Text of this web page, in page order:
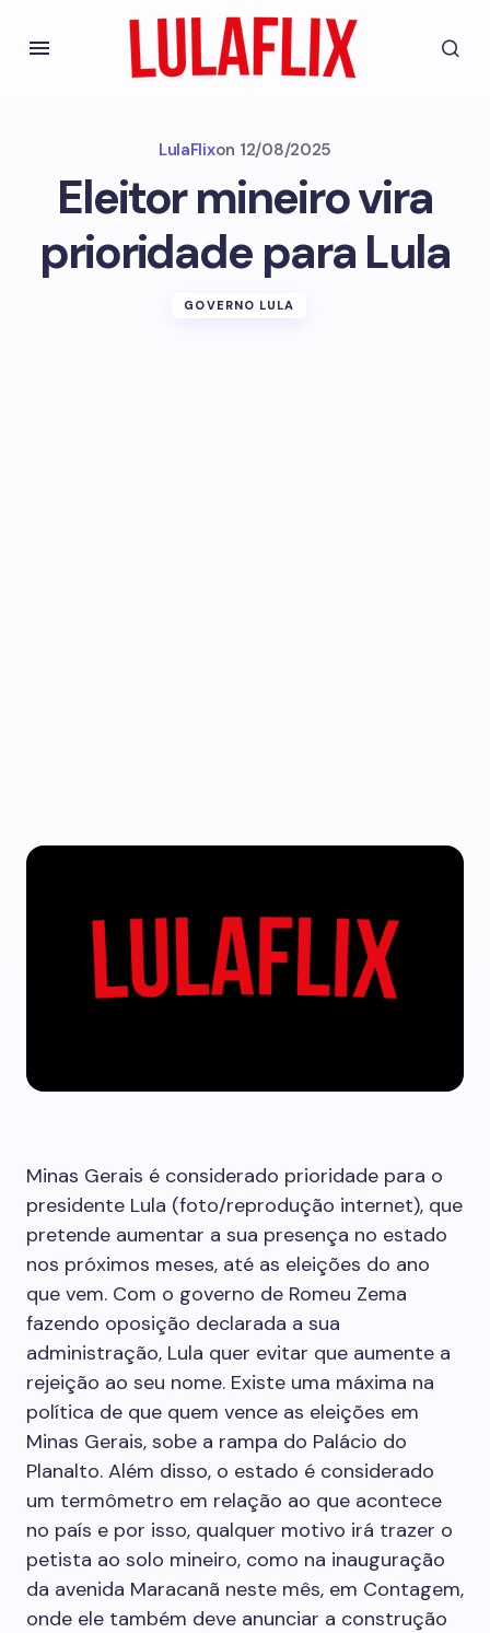
LulaFlixon 12/08/2025
Eleitor mineiro vira
prioridade para Lula
GOVERNO LULA
Minas Gerais é considerado prioridade para o
presidente Lula (foto/reprodução internet), que
pretende aumentar a sua presença no estado
nos próximos meses, até as eleições do ano
que vem. Com o governo de Romeu Zema
fazendo oposição declarada a sua
administração, Lula quer evitar que aumente a
rejeição ao seu nome. Existe uma máxima na
política de que quem vence as eleições em
Minas Gerais, sobe a rampa do Palácio do
Planalto. Além disso, o estado é considerado
um termômetro em relação ao que acontece
no país e por isso, qualquer motivo irá trazer o
petista ao solo mineiro, como na inauguração
da avenida Maracanã neste mês, em Contagem,
onde ele também deve anunciar a construção